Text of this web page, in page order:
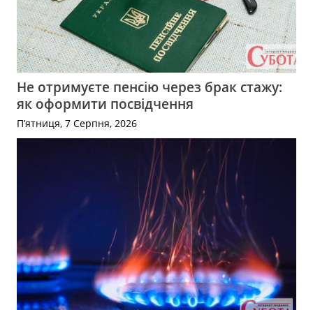
Не отримуєте пенсію через брак стажу:
як оформити посвідчення
П’ятниця, 7 Серпня, 2026